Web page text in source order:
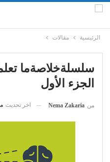
الرئيسية مقالات
الجزء الأول
من Nema Zakaria اخر تحديث